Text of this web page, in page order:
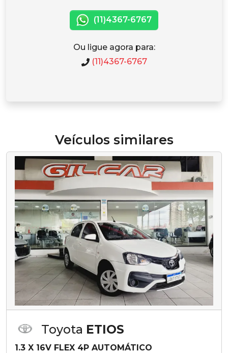
(11)4367-6767
Ou ligue agora para:
(11)4367-6767
Veículos similares
Toyota ETIOS
1.3 X 16V FLEX 4P AUTOMÁTICO